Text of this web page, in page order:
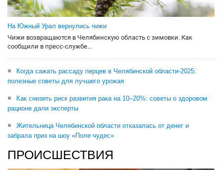
На Южный Урал вернулись чижи
Чижи возвращаются в Челябинскую область с зимовки. Как
сообщили в пресс-службе...
Когда сажать рассаду перцев в Челябинской области-2025:
полезные советы для лучшего урожая
Как снизить риск развития рака на 10–20%: советы о здоровом
рационе дали эксперты
Жительница Челябинской области отказалась от денег и
забрала приз на шоу «Поле чудес»
ПРОИСШЕСТВИЯ